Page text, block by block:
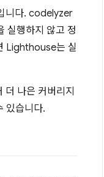
니다. codelyzer
실행하지 않고 정
Lighthouse는 실
나은 커버리지
있습니다.